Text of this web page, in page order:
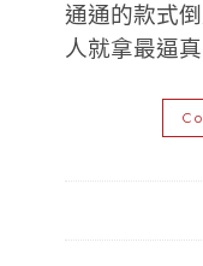
通通的款式
人就拿最逼